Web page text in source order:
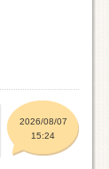
2026/08/07
15:24